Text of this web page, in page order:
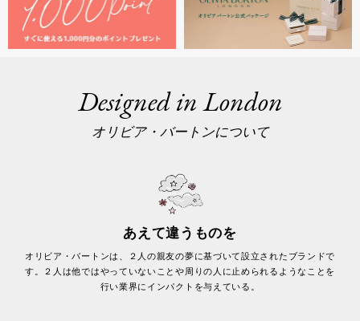
ベルト幅
ベルト素材
検索
Designed in London
オリビア・バートンについて
あえて違うものを
オリビア・バートンは、２人の親友の夢に基づいて設立されたブランドで
す。２人は他ではやっていないことや周りの人に止められるようなことを
行い業界にインパクトを与えている。